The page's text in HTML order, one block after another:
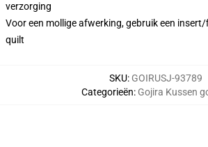
verzorging
Voor een mollige afwerking, gebruik een
quilt
SKU: GOIRUSJ-93789
Categorieën: Gojira Kussen